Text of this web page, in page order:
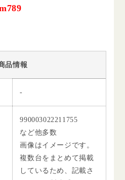
品情報
-
990003022211755
など他多数
画像はイメージです。
複数台をまとめて掲載
しているため、記載さ